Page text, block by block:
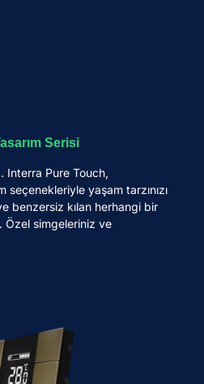
Serisi
Interra Pure Touch,
seçenekleriyle yaşam tarzınızı
benzersiz kılan herhangi bir
Özel simgeleriniz ve